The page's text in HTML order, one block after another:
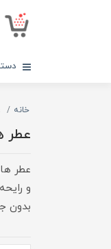
خانه
عطر
عطر
بدون